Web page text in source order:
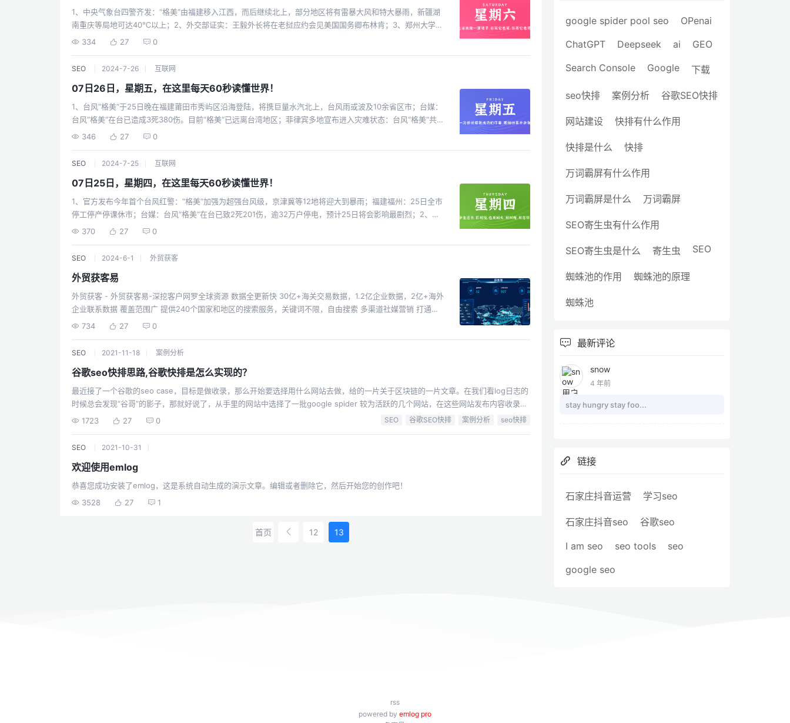
加演习；斯洛伐克总理向乌喊话：若不恢复俄石油过境运输，就断供柴油；【微语】没有人可以和生活讨价还
价，所以只要活着，就一定要努力。
达标“，原定28日举行的铁人三项游泳训练取消；8、英国首相办公室：评估结果显示英国已“破产“和“支离破碎
“；9、外媒：美日韩在东京举行国防部长会议，签署“安全合作框架协议“，或是为了“应对中国“；10、日本：已
快就会超越白银，未来会超越黄金，如能重返白宫，会将比特币列为美国战略储备资产;13、普京：如美国在德
括儿童妇女在内的13人死亡；15、以色列称黎巴嫩真主党袭击戈兰高地致12死30伤，扬言报复，黎真主党否认
袭击；以外交部长：黎真主党“毫无疑问已越过所有红线“，以色列正面临一场“全面战争“；联合国官员呼吁黎以
看看风蚀过的痕迹，然后忘记。
1、中央气象台四警齐发：“格美“由福建移入江西，而后继续北上，部分地区将有雷暴大风和特大暴雨，新疆湖
南重庆等局地可达40℃以上；2、外交部证实：王毅外长将在老挝应约会见美国国务卿布林肯；3、郑州大学第
一附属医院，完成了第四次“去ECMO化人造子宫动物实验“，为世界首例成功案例，男性“怀孕“或成现实；4、
媒：截至26日14时，“格美“累计已造成7死1失踪785伤；台风“格美“在菲律宾已致33人死亡，超130万人受灾，
研学，并启动问责程序。其他券商“光速“加强管理；7、奥巴马发帖证实致电哈里斯表达支持，哈里斯发文回
应：对我意义重大；8、OpenAI宣布推出搜索引擎测试版“SearchGPT“，目标直指谷歌，谷歌股价应声下跌
3%；9、外媒：巴黎奥运会奏以色列国歌时，现场响起嘘声并出现大量巴勒斯坦国旗，以色列球迷奥运赛后遭
端高温；11、25日，菲律宾一艘油轮倾覆，1船员遇难，其余16人获救，140万升燃料恐泄漏，或将成为菲史上
美副总统哈里斯会见以总理内塔尼亚胡，敦促其达成停火和释放人质协议；13、俄罗斯央行26日宣布上调基准
利率200个基点至18%；14、欧盟：将对乌转移15亿欧元俄被冻结资产收益，用于乌的国防和重建；15、俄
副防长被解职；【微语】做任何事都要先明确方向，不要在迷茫中混日子，否则吃得苦中苦，照样人下人。
334 27 0
SEO 2024-7-26 互联网
07日26日，星期五，在这里每天60秒读懂世界！
1、台风“格美“于25日晚在福建莆田市秀屿区沿海登陆，将携巨量水汽北上，台风雨或波及10余省区市；台媒：
台风“格美“在台已造成3死380伤。目前“格美“已远离台湾地区；菲律宾多地宣布进入灾难状态：台风“格美“共计
已造成21死；2、两部委：提高汽车报废更新补贴标准，报废旧车买新能源车补贴2万元，买2.0升及以下排量燃
1.8%，100万存5年利息少1万；4、国内成品油价25日晚下调：92、95号汽油、0号柴油每升分别下调0.11元、
无人员伤亡，初步勘查，系因受洪水冲刷造成；6、福建龙岩市闽西野生动物保护园一蟒蛇出逃仍未找到，73岁
动物园园长：开园28年，每月成本10万入不敷出；7、广州：预计8月起可用医保网上买药，目前佛山、韶关等
9市已开通该；8、中国抑郁症人数近1亿：上海排行第一，患病指数超10%，四川最低，仅4.2%；9、国家医保
点稳步推进；10、法媒：周二阿根廷国奥中场阿尔马达财物被盗，损失金额5万欧。奥运村主餐厅一些食物数量
持朝鲜弹道导弹和太空项目，外交部：滥施制裁解决不了半岛问题；12、印媒谎称未受邀参加“中国—南亚合作
论坛“：中国无视印度在南亚领导地位。专家：印度自己不参加又宣称未受邀，证明其“气量过小“；13、美海军
合进入阿拉斯加防空识别区，国防部回应：是联合空中战略巡航，不针对任何第三方国；15、俄罗斯舰艇编队
将于27日至30日访问古巴，已是一个多月内第二次访问古巴；俄伊将签署《全面战略伙伴关系条约》，俄媒：
谁也不能离间俄罗斯与伊朗关系；【微语】成功不是将来才有的，只是从决定去做的那一刻起，一点点持续累
积而成的，容不得半点空想！
346 27 0
SEO 2024-7-25 互联网
07日25日，星期四，在这里每天60秒读懂世界！
1、官方发布今年首个台风红警：“格美“加强为超强台风级，京津冀等12地将迎大到暴雨；福建福州：25日全市
停工停产停课休市；台媒：台风“格美“在台已致2死201伤，逾32万户停电，预计25日将会影响最剧烈；2、农
业农村部：严格禁止下乡利用农村宅基地建设别墅和私人会馆，严禁给退休回乡干部职工分宅基地建房；3、自
发生疑似燃气爆炸，应急局：事故导致3死3伤，房屋损毁严重旁边车辆也被毁坏；24日，江苏滨海一飞行器坠
者赔4万，场地公司赔19.2余万元；6、杭州：拟取消区域指标申请限制，拟取消小客车增量指标竞价1万元的保
留价；7、广东佛山：学校暑期值班不得安排一线教师，应安排中层以上行政领导；8、巴黎奥运会开幕式将于
北京时间27日凌晨1时30分拉开帷幕，马龙、冯雨将担任开幕式中国体育代表团旗手；世界泳联：中国游泳队奥
国阿尔卑斯山地区获得2030年冬奥会举办权；美国盐湖城获2034年冬奥会和冬残奥会举办权；10、菲律宾首
交易;11、当地24日，尼泊尔太阳航空公司一客机由于引擎起火，在加德满都持里市方国际机场坠毁，造成18死
1伤，伤者为机上飞行员；12、日本人口统计：全国人口总数为1.2488亿，较2023年减少53万人，已连续15年
百分点优势领先特朗普；马斯克澄清“每月4500万美元捐助“：会资助特朗普，但“远低于“这个数；14、泽连斯
基最新表态称“我们必须尽快结束战争，以避免更多人失去生命“，俄媒：态度转变明显；15、俄罗斯：从8月1日
起，恢复对汽油和石油产品出口禁令；俄外交部：决定无限期禁止包括丰田董事长在内13名日本公民入境，以
回应日本的部分制裁。日方抗议称无法接受；【微语】记住了，自己喜欢的东西，就不要问别人好不好看。喜
欢胜过所有道理，原则抵不过我乐意。
370 27 0
SEO 2024-6-1 外贸获客
外贸获客易
外贸获客 - 外贸获客易-深挖客户网罗全球资源 数据全更新快 30亿+海关交易数据，1.2亿企业数据，2亿+海外
企业联系数据 覆盖范围广 提供240个国家和地区的搜索服务，关键词不限，自由搜索 多渠道社媒营销 打通
Facebook、Twitter、YouTube等社媒渠道，包括地址、电话邮箱以及主营业务等 如果你无法看到该视频,那么
734 27 0
SEO 2021-11-18 案例分析
谷歌seo快排思路,谷歌快排是怎么实现的？
最近接了一个谷歌的seo case，目标是做收录，那么开始要选择用什么网站去做，给的一片关于区块链的一片文章。在我们看log日志的
时候总会发现“谷哥”的影子，那就好说了，从手里的网站中选择了一批google spider 较为活跃的几个网站，在这些网站发布内容收录相
对会很方便。 一、域名选择 我们在做谷歌seo的时候，选择域名就很重要了，首先，它最好是个.com 或者.net 国际域名，这里不建议
以用中文站点来做，重点是Google spider 活跃，活跃，活跃，重要的事情说三遍。
1723 27 0 SEO 谷歌SEO快排 案例分析 seo快排
SEO 2021-10-31
欢迎使用emlog
恭喜您成功安装了emlog，这是系统自动生成的演示文章。编辑或者删除它，然后开始您的创作吧！
3528
27 1
首页 12 13
google spider pool seo
OPenai
ChatGPT
Deepseek ai
GEO
Search Console
Google 下载
seo快排 案例分析 谷歌SEO快排
网站建设 快排有什么作用
快排是什么 快排
万词霸屏有什么作用
万词霸屏是什么 万词霸屏
SEO寄生虫有什么作用
SEO寄生虫是什么 寄生虫 SEO
蜘蛛池的作用 蜘蛛池的原理
蜘蛛池
最新评论
snow
4 年前
stay hungry stay foo...
链接
石家庄抖音运营 学习seo
石家庄抖音seo 谷歌seo
I am seo seo tools
seo
google seo
rss
powered by emlog pro